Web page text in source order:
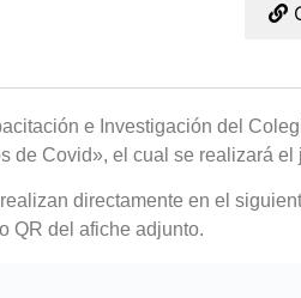
e Investigación del
de Covid», el cual se realizará
directamente en el
QR del afiche adjunto.